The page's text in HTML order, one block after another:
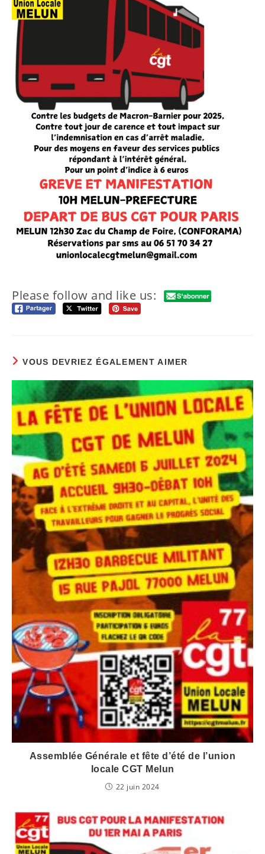
Please follow and like us:
VOUS DEVRIEZ ÉGALEMENT AIMER
Assemblée Générale et fête d’été de l’union
locale CGT Melun
22 juin 2024